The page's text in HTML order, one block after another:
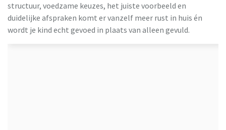
structuur, voedzame keuzes, het juiste voorbeeld en
duidelijke afspraken komt er vanzelf meer rust in huis én
wordt je kind echt gevoed in plaats van alleen gevuld.